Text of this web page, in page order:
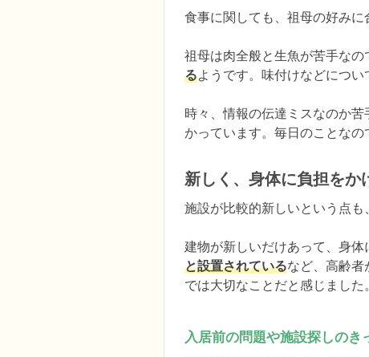
食事に関しても、祖母の好みに
祖母は肉全般と生魚が苦手なの
るようです。味付けなどにつ
時々、情報の伝達ミスなのか
かっています。毎日のことなの
新しく、身体に負担をか
施設が比較的新しいという点も
建物が新しいだけあって、身体
と設置されているなど、高齢者
では大切なことだと感じました。
入居前の問題や施設探しのき